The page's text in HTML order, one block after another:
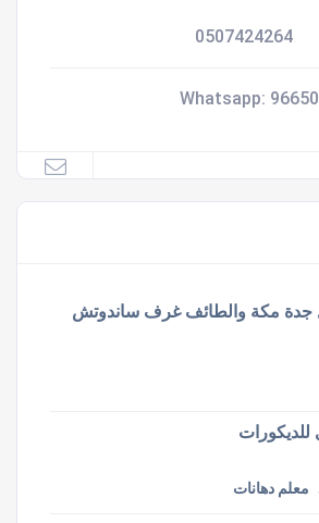
0507424264
جدة مكة والطائف غرف ساندوتش
معلم دهانات